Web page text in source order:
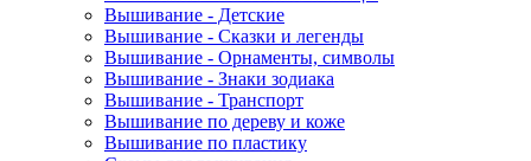
Вышивание - Детские
Вышивание - Сказки и легенды
Вышивание - Орнаменты, символы
Вышивание - Знаки зодиака
Вышивание - Транспорт
Вышивание по дереву и коже
Вышивание по пластику